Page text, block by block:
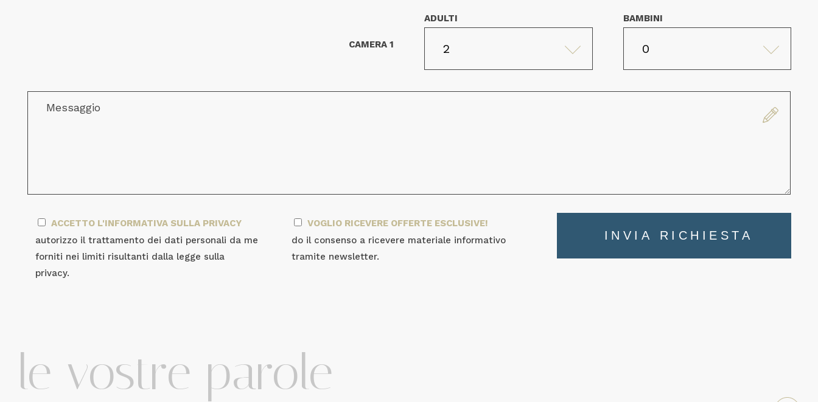
CAMERA 1
ADULTI BAMBINI
ACCETTO L'INFORMATIVA SULLA PRIVACY
autorizzo il trattamento dei dati personali da me
forniti nei limiti risultanti dalla legge sulla
privacy.
VOGLIO RICEVERE OFFERTE ESCLUSIVE!
do il consenso a ricevere materiale informativo
tramite newsletter.
INVIA RICHIESTA
le vostre parole